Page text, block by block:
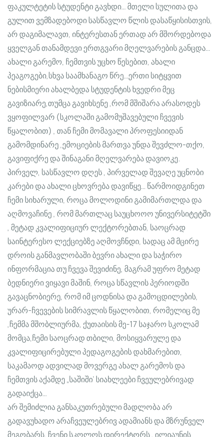
ფაკულტეტის სტუდენტი გავხდი… მთელი სულითა და
გულით ვემზადებოდი სასწავლო წლის დასაწყისისთვის,
არ დაგიმალავთ, ინტერესთან ერთად არ მშორდებოდა
ყველგან თანამდევი ერთგვარი მღელვარების განცდა…
ახალი გარემო, ჩემთვის უცხო წესებით, ახალი
პეაგოგები,სხვა საამხანაგო წრე…ერთი სიტყვით
ნებისმიერი ახალბედა სტუდენტის ხვედრი მეც
გავიზიარე,თუმცა გავიხსენე ,რომ მშიშარა არასოდეს
ვყოფილვარ (სკოლაში გამომუშავებული ჩვევის
წყალობით) , თან ჩემი მომავალი პროფესიიდან
გამომდინარე ,ემოციების მართვა უნდა შევძლო-თქო,
გავიფიქრე და შინაგანი მღელვარება დავიოკე.
პირველ, სასწავლო დღეს , პირველად შევაღე უცნობი
კარები და ახალი ცხოვრება დავიწყე… წარმოიდგინეთ
ჩემი სიხარული, როცა მოლოდინი გამიმართლდა და
აღმოვაჩინე , რომ მართლაც საუცხოოო უნივერსიტეტში
, მეტად კვალიფიციურ ლექტორებთან, საოცრად
საინტერესო ლექციებზე აღმოვჩნდი, სადაც ამ მცირე
დროის განმავლობაში ბევრი ახალი და საჭირო
ინფორმაცია თუ ჩვევა შევიძინე, მაგრამ უფრო მეტად
ბედნიერი ვიყავი მაშინ, როცა სწავლის პერიოდში
გავაცნობიერე, რომ იმ ცოდნისა და გამოცდილების,
ურარ-ჩვევების სიმრავლის წყალობით, რომელიც მე
,ჩემმა მშობლიურმა, ქუთაისის მე-17 საჯარო სკოლამ
მომცა,ჩემი საოცრად თბილი, მოსიყვარულე და
კვალიფიცირებული პედაგოგების დახმარებით,
საკამაოდ ადვილად მოვერგე ახალ გარემოს და
ჩემთვის აქამდე „საშიში’ სიახლეები ჩვეულებრივად
გადაიქცა…
არ შემიძლია განსაკუთრებული მადლობა არ
გადავუხადო არაჩვეულებრივ ადამიანს და მზრუნველ
მეგობარს, ჩვენი სკოლოს დირექტორს , ილიაუნის